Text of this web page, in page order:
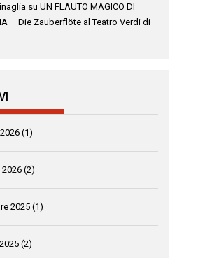
su UN FLAUTO MAGICO DI
– Die Zauberflöte al Teatro Verdi di
(1)
2026 (2)
2025(1)
(2)